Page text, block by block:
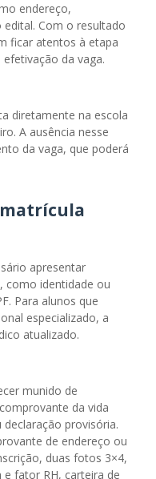
endereço,
edital. Com o resultado
ficar atentos à etapa
da vaga.
diretamente na escola
A ausência nesse
da vaga, que poderá
apresentar
como identidade ou
Para alunos que
especializado, a
atualizado.
munido de
da vida
provisória.
de endereço ou
duas fotos 3×4,
fator RH, carteira de